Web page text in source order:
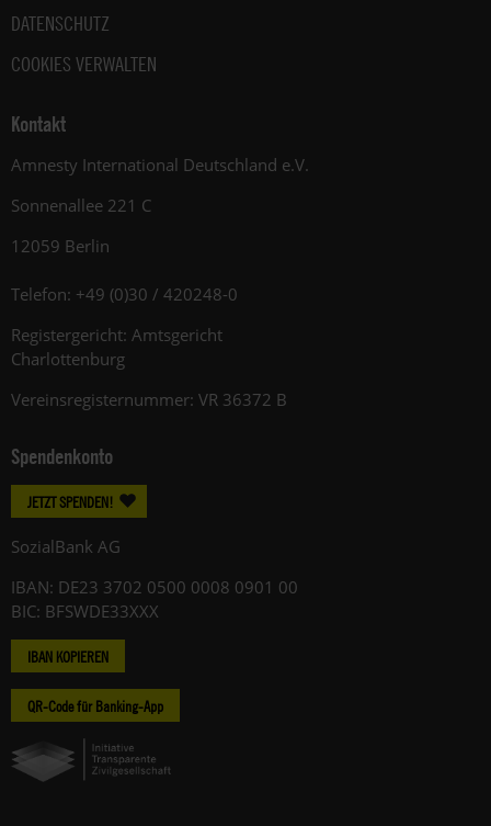
DATENSCHUTZ
COOKIES VERWALTEN
Kontakt
Amnesty International Deutschland e.V.
Sonnenallee 221 C
12059 Berlin
Telefon: +49 (0)30 / 420248-0
Registergericht: Amtsgericht
Charlottenburg
Vereinsregisternummer: VR 36372 B
Spendenkonto
JETZT SPENDEN!
SozialBank AG
IBAN: DE23 3702 0500 0008 0901 00
BIC: BFSWDE33XXX
IBAN KOPIEREN
QR-Code für Banking-App